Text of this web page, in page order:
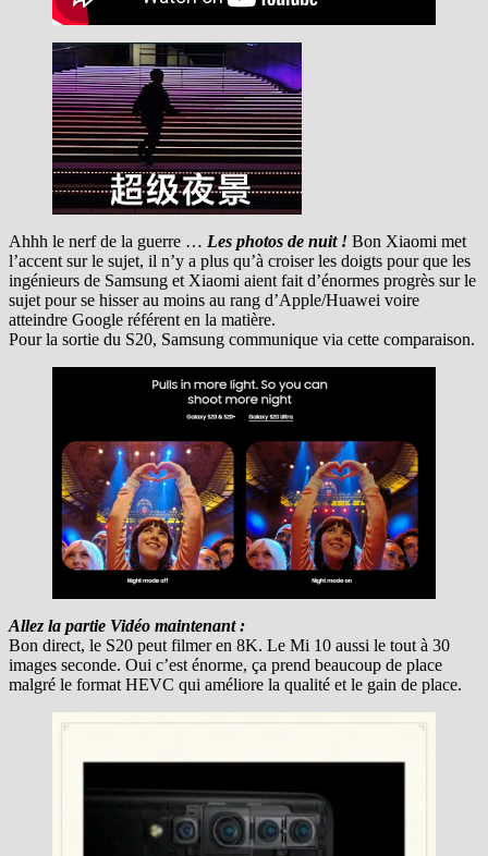
Ahhh le nerf de la guerre … Les photos de nuit ! Bon Xiaomi met
l’accent sur le sujet, il n’y a plus qu’à croiser les doigts pour que les
ingénieurs de Samsung et Xiaomi aient fait d’énormes progrès sur le
sujet pour se hisser au moins au rang d’Apple/Huawei voire
atteindre Google référent en la matière.
Pour la sortie du S20, Samsung communique via cette comparaison.
Allez la partie Vidéo maintenant :
Bon direct, le S20 peut filmer en 8K. Le Mi 10 aussi le tout à 30
images seconde. Oui c’est énorme, ça prend beaucoup de place
malgré le format HEVC qui améliore la qualité et le gain de place.